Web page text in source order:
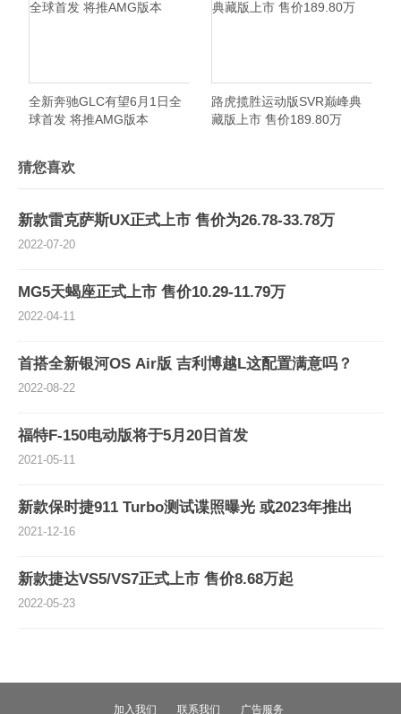
全新奔驰GLC有望6月1日全
球首发 将推AMG版本
路虎揽胜运动版SVR巅峰典
藏版上市 售价189.80万
猜您喜欢
新款雷克萨斯UX正式上市 售价为26.78-33.78万
2022-07-20
MG5天蝎座正式上市 售价10.29-11.79万
2022-04-11
首搭全新银河OS Air版 吉利博越L这配置满意吗？
2022-08-22
福特F-150电动版将于5月20日首发
2021-05-11
新款保时捷911 Turbo测试谍照曝光 或2023年推出
2021-12-16
新款捷达VS5/VS7正式上市 售价8.68万起
2022-05-23
加入我们 联系我们 广告服务